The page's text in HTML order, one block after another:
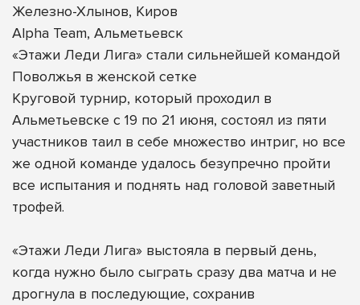
Железно-Хлынов, Киров
Alpha Team, Альметьевск
«Этажи Леди Лига» стали сильнейшей командой
Поволжья в женской сетке
Круговой турнир, который проходил в
Альметьевске с 19 по 21 июня, состоял из пяти
участников таил в себе множество интриг, но все
же одной команде удалось безупречно пройти
все испытания и поднять над головой заветный
трофей.
«Этажи Леди Лига» выстояла в первый день,
когда нужно было сыграть сразу два матча и не
дрогнула в последующие, сохранив